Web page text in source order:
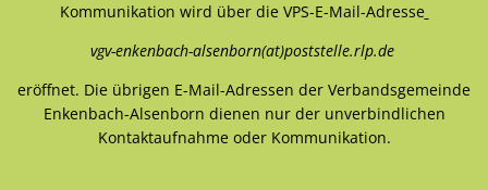
Kommunikation wird über die VPS-E-Mail-Adresse
vgv-enkenbach-alsenborn(at)poststelle.rlp.de
eröffnet. Die übrigen E-Mail-Adressen der Verbandsgemeinde
Enkenbach-Alsenborn dienen nur der unverbindlichen
Kontaktaufnahme oder Kommunikation.